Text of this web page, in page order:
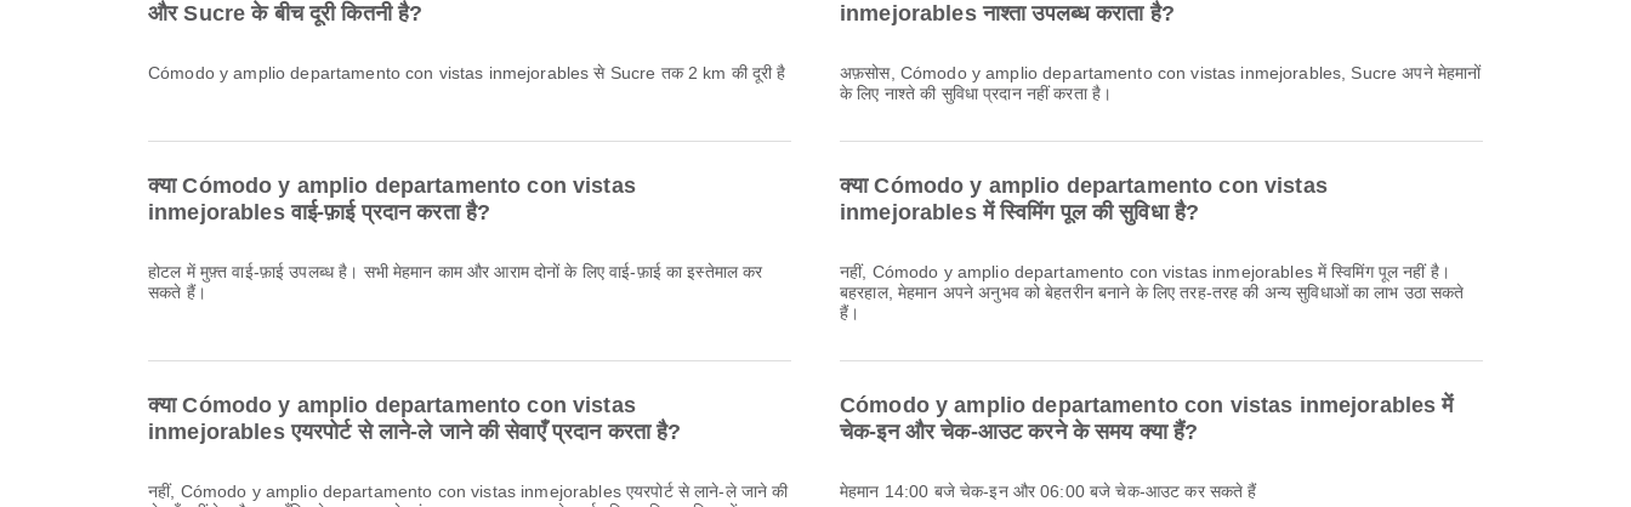
और Sucre के बीच दूरी कितनी है?
Cómodo y amplio departamento con vistas inmejorables से Sucre तक 2 km की दूरी है
inmejorables नाश्ता उपलब्ध कराता है?
अफ़सोस, Cómodo y amplio departamento con vistas inmejorables, Sucre अपने मेहमानों
के लिए नाश्ते की सुविधा प्रदान नहीं करता है।
क्या Cómodo y amplio departamento con vistas
inmejorables वाई-फ़ाई प्रदान करता है?
होटल में मुफ़्त वाई-फ़ाई उपलब्ध है। सभी मेहमान काम और आराम दोनों के लिए वाई-फ़ाई का इस्तेमाल कर
सकते हैं।
क्या Cómodo y amplio departamento con vistas
inmejorables में स्विमिंग पूल की सुविधा है?
नहीं, Cómodo y amplio departamento con vistas inmejorables में स्विमिंग पूल नहीं है।
बहरहाल, मेहमान अपने अनुभव को बेहतरीन बनाने के लिए तरह-तरह की अन्य सुविधाओं का लाभ उठा सकते
हैं।
क्या Cómodo y amplio departamento con vistas
inmejorables एयरपोर्ट से लाने-ले जाने की सेवाएँ प्रदान करता है?
नहीं, Cómodo y amplio departamento con vistas inmejorables एयरपोर्ट से लाने-ले जाने की
Cómodo y amplio departamento con vistas inmejorables में
चेक-इन और चेक-आउट करने के समय क्या हैं?
मेहमान 14:00 बजे चेक-इन और 06:00 बजे चेक-आउट कर सकते हैं